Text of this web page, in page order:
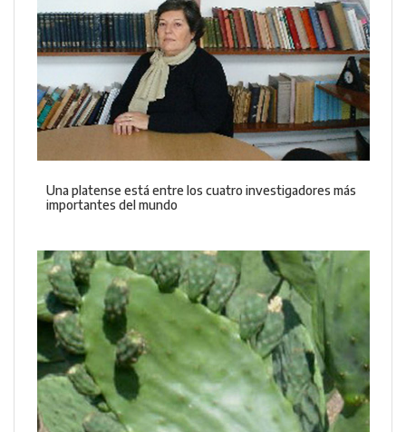
Una platense está entre los cuatro investigadores más
importantes del mundo